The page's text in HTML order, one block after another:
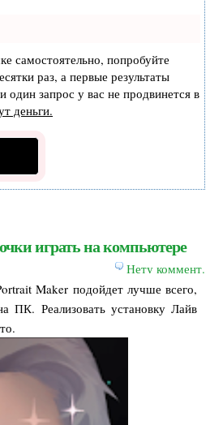
самостоятельно, попробуйте
раз, а первые результаты
запрос у вас не продвинется в
деньги.
играть на компьютере
Нету коммент.
Maker подойдет лучше всего,
ПК. Реализовать установку Лайв